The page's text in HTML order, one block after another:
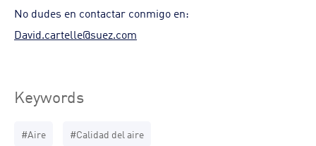
No dudes en contactar conmigo en:
David.cartelle@suez.com
Keywords
#Aire #Calidad del aire